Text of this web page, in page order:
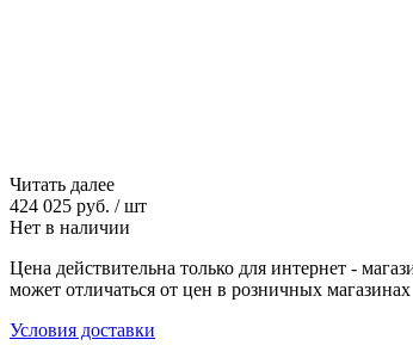
Читать далее
424 025 руб. / шт
Нет в наличии
Цена действительна только для интернет -
может отличаться от цен в розничных магазинах
Условия доставки